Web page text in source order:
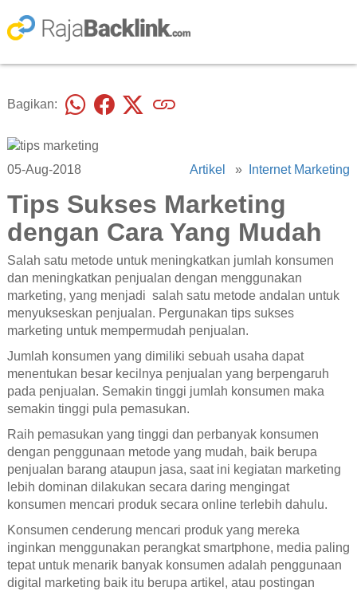
Bagikan:
05-Aug-2018 Artikel » Internet Marketing
Tips Sukses Marketing
dengan Cara Yang Mudah
Salah satu metode untuk meningkatkan jumlah konsumen
dan meningkatkan penjualan dengan menggunakan
marketing, yang menjadi salah satu metode andalan untuk
menyukseskan penjualan. Pergunakan tips sukses
marketing untuk mempermudah penjualan.
Jumlah konsumen yang dimiliki sebuah usaha dapat
menentukan besar kecilnya penjualan yang berpengaruh
pada penjualan. Semakin tinggi jumlah konsumen maka
semakin tinggi pula pemasukan.
Raih pemasukan yang tinggi dan perbanyak konsumen
dengan penggunaan metode yang mudah, baik berupa
penjualan barang ataupun jasa, saat ini kegiatan marketing
lebih dominan dilakukan secara daring mengingat
konsumen mencari produk secara online terlebih dahulu.
Konsumen cenderung mencari produk yang mereka
inginkan menggunakan perangkat smartphone, media paling
tepat untuk menarik banyak konsumen adalah penggunaan
digital marketing baik itu berupa artikel, atau postingan